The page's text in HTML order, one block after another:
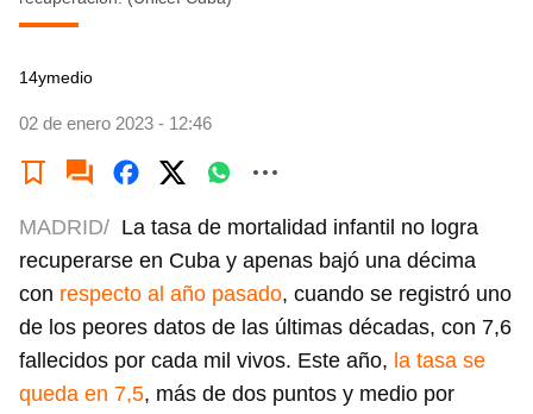
14ymedio
02 de enero 2023 - 12:46
MADRID/ La tasa de mortalidad infantil no logra
recuperarse en Cuba y apenas bajó una décima
con respecto al año pasado, cuando se registró uno
de los peores datos de las últimas décadas, con 7,6
fallecidos por cada mil vivos. Este año, la tasa se
queda en 7,5, más de dos puntos y medio por